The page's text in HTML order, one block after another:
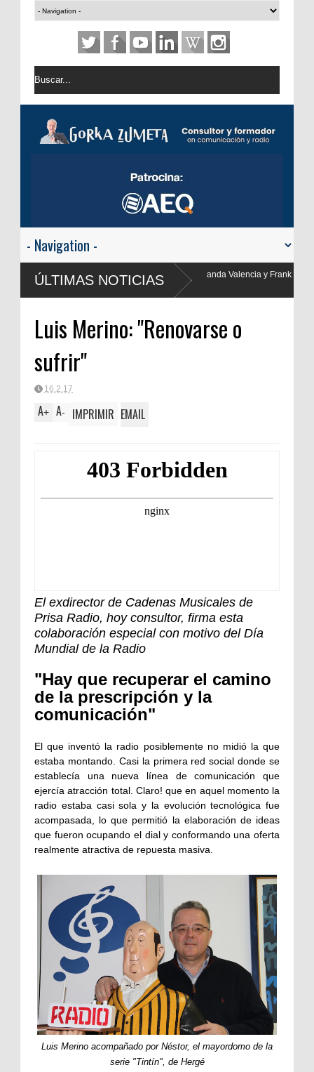
ÚLTIMAS NOTICIAS
Valencia y Frank Blanco regresan a
Luis Merino: "Renovarse o
sufrir"
16.2.17
A+ A- IMPRIMIR EMAIL
El exdirector de Cadenas Musicales de
Prisa Radio, hoy consultor, firma esta
colaboración especial con motivo del Día
Mundial de la Radio
"Hay que recuperar el camino
de la prescripción y la
comunicación"
El que inventó la radio posiblemente no midió la que
estaba montando. Casi la primera red social donde se
establecía una nueva línea de comunicación que
ejercía atracción total. Claro! que en aquel momento la
radio estaba casi sola y la evolución tecnológica fue
acompasada, lo que permitió la elaboración de ideas
que fueron ocupando el dial y conformando una oferta
realmente atractiva de repuesta masiva.
Luis Merino acompañado por Néstor, el mayordomo de la
serie "Tintín", de Hergé